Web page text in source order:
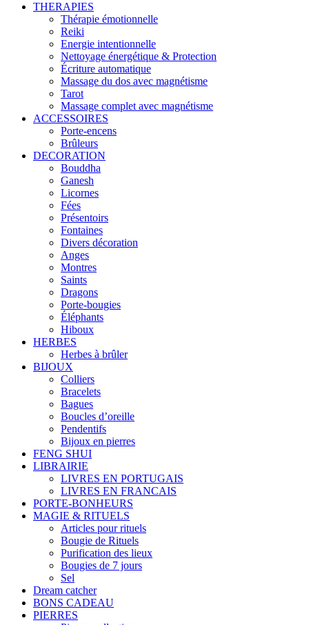
THERAPIES
Thérapie émotionnelle
Reiki
Energie intentionnelle
Nettoyage énergétique & Protection
Écriture automatique
Massage du dos avec magnétisme
Tarot
Massage complet avec magnétisme
ACCESSOIRES
Porte-encens
Brûleurs
DECORATION
Bouddha
Ganesh
Licornes
Fées
Présentoirs
Fontaines
Divers décoration
Anges
Montres
Saints
Dragons
Porte-bougies
Éléphants
Hiboux
HERBES
Herbes à brûler
BIJOUX
Colliers
Bracelets
Bagues
Boucles d’oreille
Pendentifs
Bijoux en pierres
FENG SHUI
LIBRAIRIE
LIVRES EN PORTUGAIS
LIVRES EN FRANCAIS
PORTE-BONHEURS
MAGIE & RITUELS
Articles pour rituels
Bougie de Rituels
Purification des lieux
Bougies de 7 jours
Sel
Dream catcher
BONS CADEAU
PIERRES